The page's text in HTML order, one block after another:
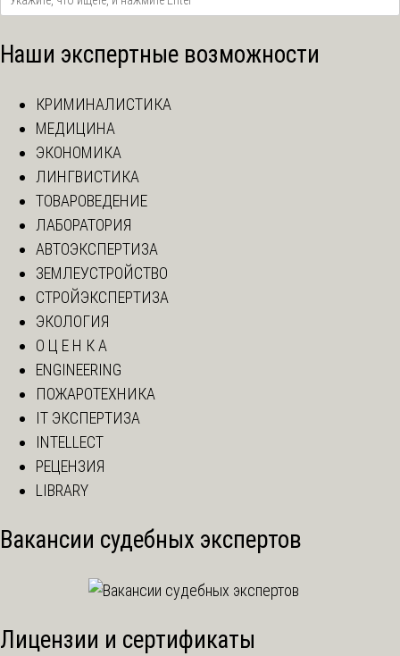
Наши экспертные возможности
КРИМИНАЛИСТИКА
МЕДИЦИНА
ЭКОНОМИКА
ЛИНГВИСТИКА
ТОВАРОВЕДЕНИЕ
ЛАБОРАТОРИЯ
АВТОЭКСПЕРТИЗА
ЗЕМЛЕУСТРОЙСТВО
СТРОЙЭКСПЕРТИЗА
ЭКОЛОГИЯ
О Ц Е Н К А
ENGINEERING
ПОЖАРОТЕХНИКА
IT ЭКСПЕРТИЗА
INTELLECT
РЕЦЕНЗИЯ
LIBRARY
Вакансии судебных экспертов
Лицензии и сертификаты